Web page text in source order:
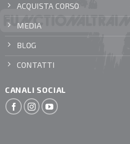
ACQUISTA CORSO
MEDIA
BLOG
CONTATTI
CANALI SOCIAL